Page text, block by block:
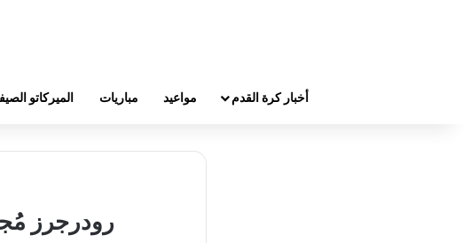
أخبار كرة القدم مواعيد مباريات الميركاتو
رودرجرز